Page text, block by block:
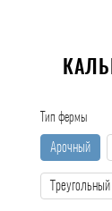
Тип фермы
Арочный
Треугольный